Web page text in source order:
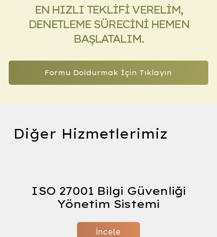
EN HIZLI TEKLİFİ VERELİM,
DENETLEME SÜRECİNİ HEMEN
BAŞLATALIM.
Formu Doldurmak İçin Tıklayın
Diğer Hizmetlerimiz
ISO 27001 Bilgi Güvenliği
Yönetim Sistemi
İncele